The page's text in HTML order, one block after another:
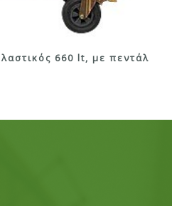
660 lt, με πεντάλ